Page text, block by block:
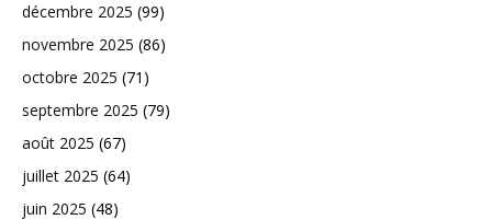
décembre 2025 (99)
novembre 2025 (86)
octobre 2025 (71)
septembre 2025 (79)
août 2025 (67)
juillet 2025 (64)
juin 2025 (48)